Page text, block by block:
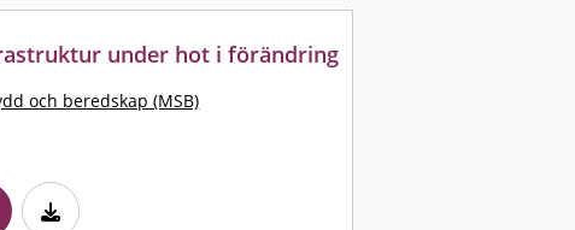
under hot i förändring
och beredskap (MSB)